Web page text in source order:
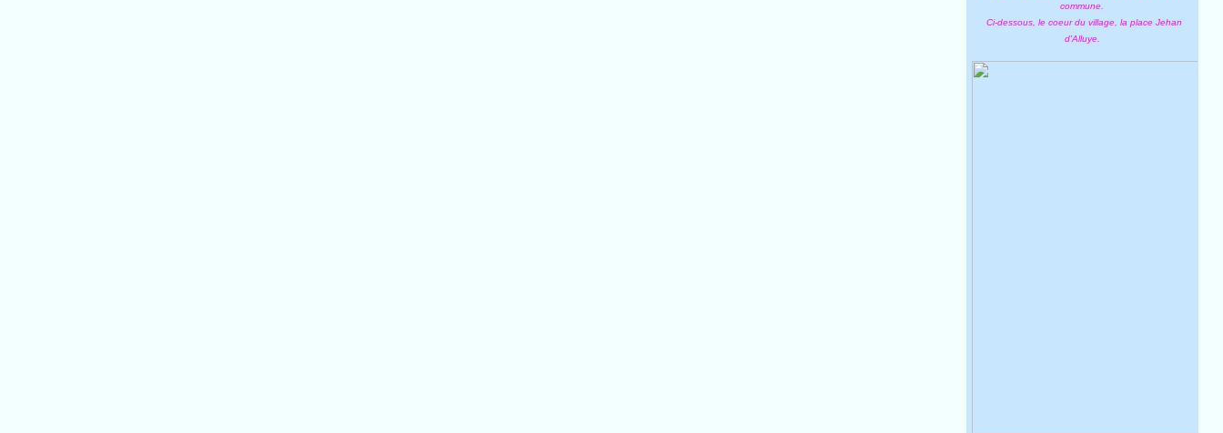
commune.
Ci-dessous, le coeur du village, la place Jehan
d'Alluye.